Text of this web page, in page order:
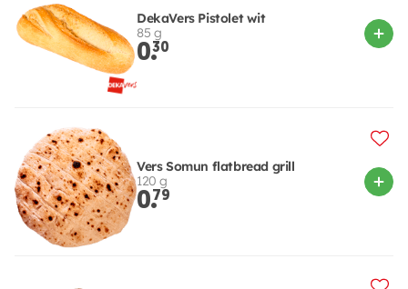
DekaVers Pistolet wit
85 g
0.30
Vers Somun flatbread grill
120 g
0.79